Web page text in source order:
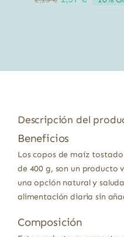
Descripción del
Beneficios
Los copos de maíz
de 400 g, son un producto
una opción natural y
alimentación diaria sin
Composición